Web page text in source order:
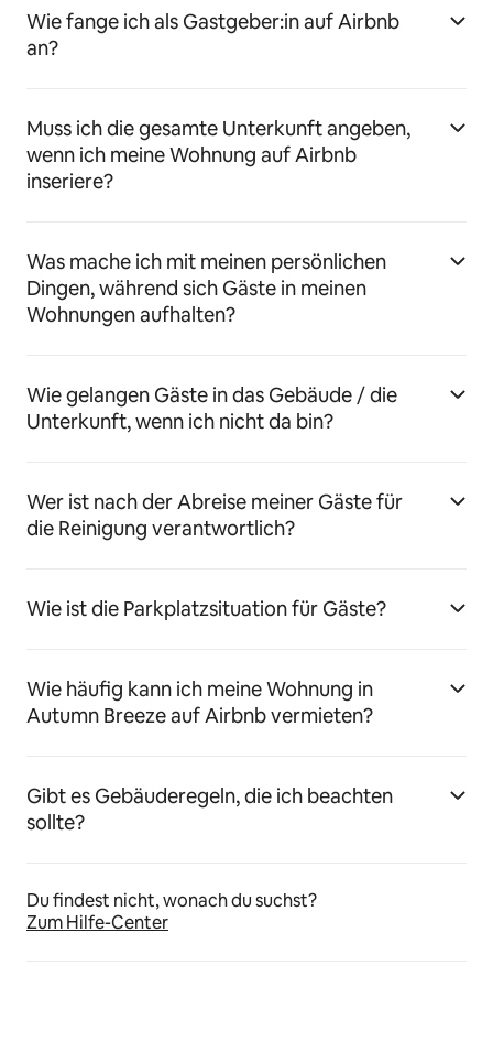
Wie fange ich als Gastgeber:in auf Airbnb
an?
Muss ich die gesamte Unterkunft angeben,
wenn ich meine Wohnung auf Airbnb
inseriere?
Was mache ich mit meinen persönlichen
Dingen, während sich Gäste in meinen
Wohnungen aufhalten?
Wie gelangen Gäste in das Gebäude / die
Unterkunft, wenn ich nicht da bin?
Wer ist nach der Abreise meiner Gäste für
die Reinigung verantwortlich?
Wie ist die Parkplatzsituation für Gäste?
Wie häufig kann ich meine Wohnung in
Autumn Breeze auf Airbnb vermieten?
Gibt es Gebäuderegeln, die ich beachten
sollte?
Du findest nicht, wonach du suchst?
Zum Hilfe-Center